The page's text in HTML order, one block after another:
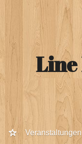
Line
Veranstaltungen